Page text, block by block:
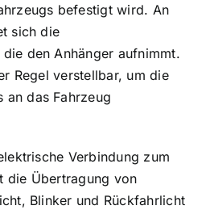
befestigt wird. An
sich die
den Anhänger aufnimmt.
Regel verstellbar, um die
an das Fahrzeug
Verbindung zum
die Übertragung von
Blinker und Rückfahrlicht